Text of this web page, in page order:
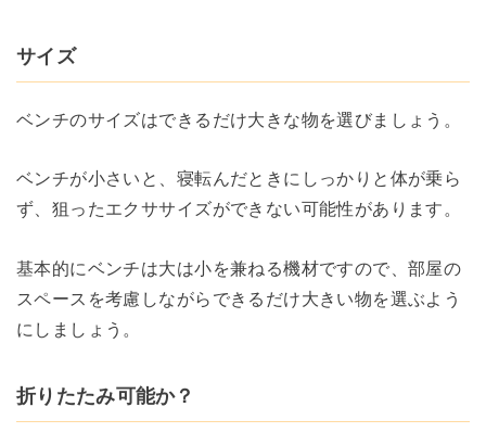
サイズ
ベンチのサイズはできるだけ大きな物を選びましょう。
ベンチが小さいと、寝転んだときにしっかりと体が乗ら
ず、狙ったエクササイズができない可能性があります。
基本的にベンチは大は小を兼ねる機材ですので、部屋の
スペースを考慮しながらできるだけ大きい物を選ぶよう
にしましょう。
折りたたみ可能か？